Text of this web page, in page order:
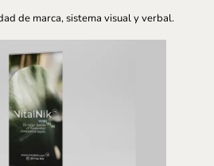
de marca, sistema visual y verbal.